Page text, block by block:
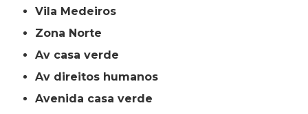
Vila Medeiros
Zona Norte
av casa verde
av direitos humanos
avenida casa verde